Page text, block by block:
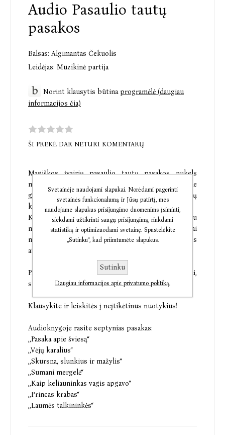
Audio Pasaulio tautų
pasakos
Balsas: Algimantas Čekuolis
Leidėjas: Muzikinė partija
Norint klausytis būtinaprogramėlė (daugiau
informacijos čia)
ŠI PREKĖ DAR NETURI KOMENTARŲ
Magiškos įvairių pasaulio tautų pasakos nukels
mažąsias ir mažuosius į stebuklingą pasaulį, kuriame
gyvena šviesos deivė, pagalbininkės fėjos, vėjų
karalius ir princas, burtais paverstas krabu.
Klausydami pasakų vaikai sužinos, kodėl geriau
nesigviešti svetimų dalykų, kodėl net didžiausi turtai
negelbsti nuo kvailumo, o už gerus darbus
atlyginama gerumu.
Pasakas papildo linksmi muzikos ir garsų intarpai,
suteikiantys dar daugiau žaismingumo ir gyvumo.
Klausykite ir leiskitės į neįtikėtinus nuotykius!
Audioknygoje rasite septynias pasakas:
,,Pasaka apie šviesą‘‘
,,Vėjų karalius‘‘
,,Skursna, slunkius ir mažylis‘‘
,,Sumani mergelė‘‘
,,Kaip keliauninkas vagis apgavo‘‘
,,Princas krabas‘‘
,,Laumės talkininkės‘‘
Svetainėje naudojami slapukai. Norėdami pagerinti
svetainės funkcionalumą ir Jūsų patirtį, mes
naudojame slapukus prisijungimo duomenims įsiminti,
siekdami užtikrinti saugų prisijungimą, rinkdami
statistiką ir optimizuodami svetainę. Spustelėkite
„Sutinku“, kad priimtumėte slapukus.
Sutinku
Daugiau informacijos apie privatumo politiką.